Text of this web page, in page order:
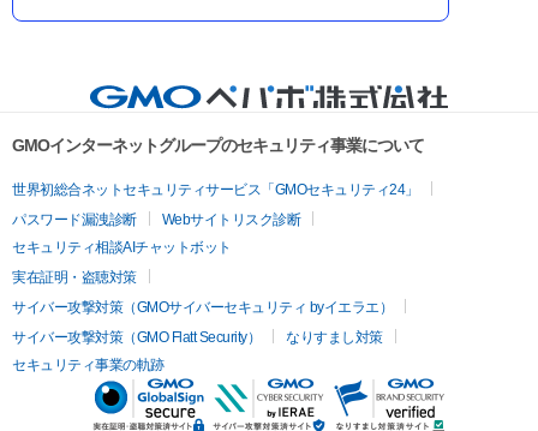
GMOインターネットグループのセキュリティ事業について
世界初総合ネットセキュリティサービス「GMOセキュリティ24」
パスワード漏洩診断
Webサイトリスク診断
セキュリティ相談AIチャットボット
実在証明・盗聴対策
サイバー攻撃対策（GMOサイバーセキュリティ byイエラエ）
サイバー攻撃対策（GMO Flatt Security）
なりすまし対策
セキュリティ事業の軌跡